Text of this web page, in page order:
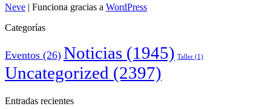
Neve | Funciona gracias a WordPress
Categorías
Eventos (26) Noticias (1945) Taller (1)
Uncategorized (2397)
Entradas recientes